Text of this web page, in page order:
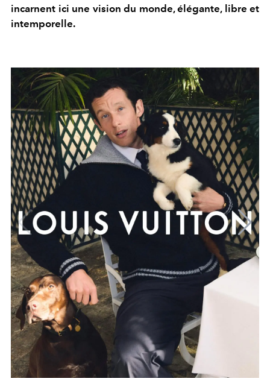
incarnent ici une vision du monde, élégante, libre et
intemporelle.